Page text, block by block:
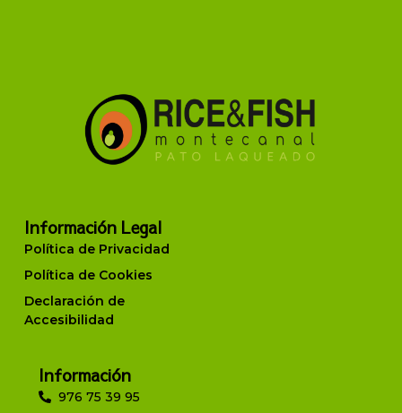
Información Legal
Política de Privacidad
Política de Cookies
Declaración de
Accesibilidad
Información
976 75 39 95